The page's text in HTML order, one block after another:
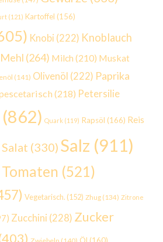
(121) Kartoffel (156)
Knobi (222) Knoblauch
Mehl (264) Milch (210) Muskat
(141) Olivenöl (222) Paprika
(218) Petersilie
(862) Quark (119) Rapsöl (166) Reis
Salat (330) Salz (911)
Tomaten (521)
Vegetarisch. (152) Zhug (134) Zitrone
Zucchini (228) Zucker